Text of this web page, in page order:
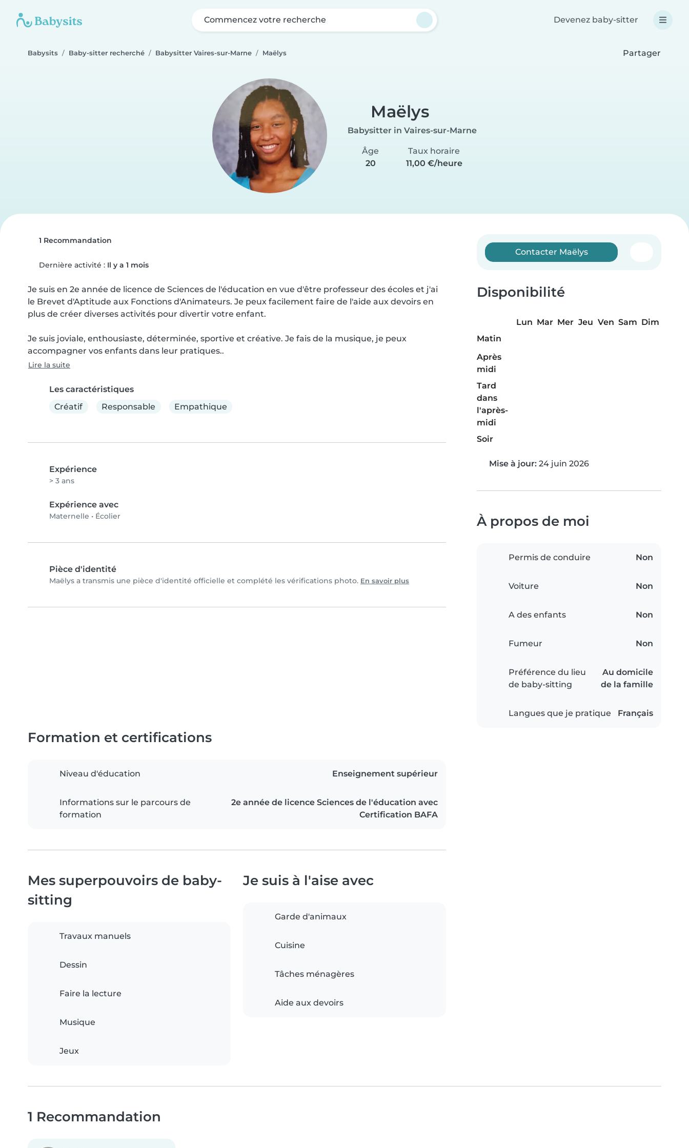
Commencez votre recherche Devenez baby-sitter
Babysits Baby-sitter recherché Babysitter Vaires-sur-Marne Maëlys Partager
Maëlys
Babysitter in Vaires-sur-Marne
Âge
20
Taux horaire
11,00 €/heure
1 Recommandation
Dernière activité : Il y a 1 mois
Je suis en 2e année de licence de Sciences de l'éducation en vue d'être professeur des écoles et j'ai
le Brevet d'Aptitude aux Fonctions d'Animateurs. Je peux facilement faire de l'aide aux devoirs en
plus de créer diverses activités pour divertir votre enfant.
Je suis joviale, enthousiaste, déterminée, sportive et créative. Je fais de la musique, je peux
accompagner vos enfants dans leur pratiques..
Lire la suite
Les caractéristiques
Créatif
Responsable Empathique
Expérience
> 3 ans
Expérience avec
Maternelle • Écolier
Pièce d'identité
Maëlys a transmis une pièce d'identité officielle et complété les vérifications photo. En savoir plus
Contacter Maëlys
Disponibilité
Lun Mar Mer Jeu Ven Sam Dim
Matin
Après
midi
Tard
dans
l'après-
midi
Soir
Mise à jour: 24 juin 2026
À propos de moi
Permis de conduire Non
Voiture Non
A des enfants Non
Fumeur Non
Préférence du lieu
de baby-sitting
Au domicile
de la famille
Langues que je pratique Français
Formation et certifications
Niveau d'éducation Enseignement supérieur
Informations sur le parcours de
formation
2e année de licence Sciences de l'éducation avec
Certification BAFA
Mes superpouvoirs de baby-
sitting
Travaux manuels
Dessin
Faire la lecture
Musique
Jeux
Je suis à l'aise avec
Garde d'animaux
Cuisine
Tâches ménagères
Aide aux devoirs
1 Recommandation